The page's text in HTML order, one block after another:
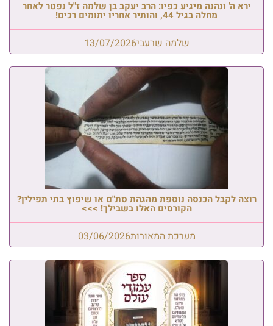
ירא ה' ונהנה מיגיע כפיו: הרב יעקב בן שלמה ז"ל נפטר לאחר
מחלה בגיל 44, והותיר אחריו יתומים רכים!
שלמה שרעבי13/07/2026
רוצה לקבל הכנסה נוספת מהגהת סת"ם או שיפוץ בתי תפילין?
הקורסים האלו בשבילך! >>>
מערכת המאורות03/06/2026